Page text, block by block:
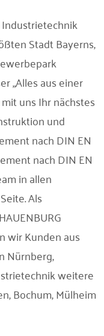
Industrietechnik
Stadt Bayerns,
„Alles aus einer
uns Ihr nächstes
und
nach DIN EN
nach DIN EN
in allen
Als
wir Kunden aus
Nürnberg,
weitere
Bochum, Mülheim